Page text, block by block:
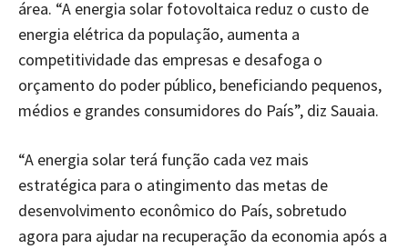
área. “A energia solar fotovoltaica reduz o custo de
energia elétrica da população, aumenta a
competitividade das empresas e desafoga o
orçamento do poder público, beneficiando pequenos,
médios e grandes consumidores do País”, diz Sauaia.
“A energia solar terá função cada vez mais
estratégica para o atingimento das metas de
desenvolvimento econômico do País, sobretudo
agora para ajudar na recuperação da economia após a